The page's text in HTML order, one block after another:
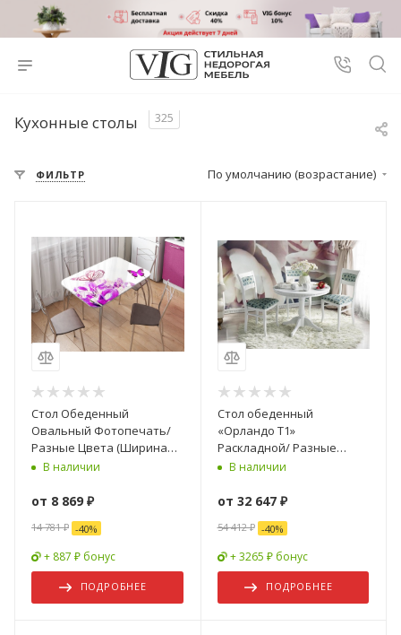
Кухонные столы 325
ФИЛЬТР По умолчанию (возрастание)
Стол Обеденный
Овальный Фотопечать/
Разные Цвета (Ширина
1000 мм х Глубина 700 мм)
В наличии
от 8 869 ₽
14 781 ₽ -40%
+ 887 ₽ бонус
ПОДРОБНЕЕ
Стол обеденный
«Орландо Т1»
Раскладной/ Разные
Цвета Д-900 мм x Ш-900 мм
В наличии
от 32 647 ₽
54 412 ₽ -40%
+ 3265 ₽ бонус
ПОДРОБНЕЕ